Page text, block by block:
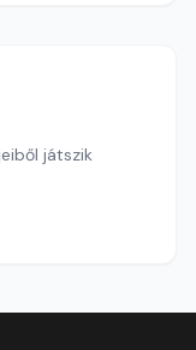
játszik